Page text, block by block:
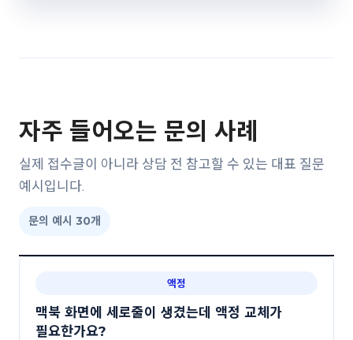
자주 들어오는 문의 사례
실제 접수글이 아니라 상담 전 참고할 수 있는 대표 질문
예시입니다.
문의 예시 30개
액정
맥북 화면에 세로줄이 생겼는데 액정 교체가
필요한가요?